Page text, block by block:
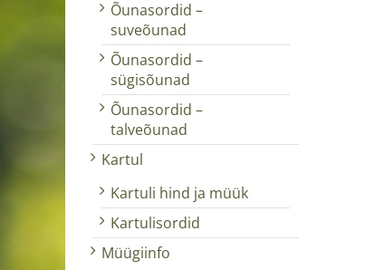
Õunasordid –
suveõunad
Õunasordid –
sügisõunad
Õunasordid –
talveõunad
Kartul
Kartuli hind ja müük
Kartulisordid
Müügiinfo